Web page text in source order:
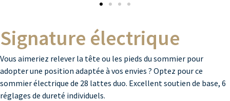
Signature électrique
Vous aimeriez relever la tête ou les pieds du sommier pour
adopter une position adaptée à vos envies ? Optez pour ce
sommier électrique de 28 lattes duo. Excellent soutien de base, 6
réglages de dureté individuels.